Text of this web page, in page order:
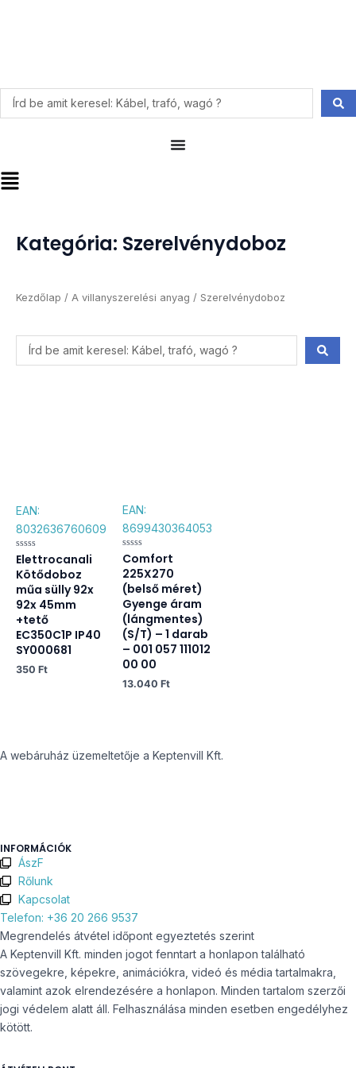
Search
...
Main
Menu
Kategória: Szerelvénydoboz
Kezdőlap / A villanyszerelési anyag / Szerelvénydoboz
Search
...
EAN:
8032636760609
Értékelés:
0
/
5
Elettrocanali
Kötődoboz
műa sülly 92x
92x 45mm
+tető
EC350C1P IP40
SY000681
350 Ft
EAN:
8699430364053
Értékelés:
0
/
5
Comfort
225X270
(belső méret)
Gyenge áram
(lángmentes)
(S/T) – 1 darab
– 001 057 111012
00 00
13.040 Ft
A webáruház üzemeltetője a Keptenvill Kft.
INFORMÁCIÓK
ÁszF
Rőlunk
Kapcsolat
Telefon: +36 20 266 9537
Megrendelés átvétel időpont egyeztetés szerint
A Keptenvill Kft. minden jogot fenntart a honlapon található
szövegekre, képekre, animációkra, videó és média tartalmakra,
valamint azok elrendezésére a honlapon. Minden tartalom szerzői
jogi védelem alatt áll. Felhasználása minden esetben engedélyhez
kötött.